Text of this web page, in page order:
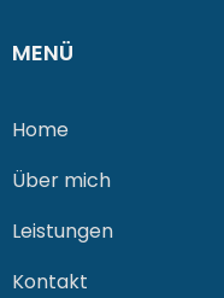
MENÜ
Home
Über mich
Leistungen
Kontakt